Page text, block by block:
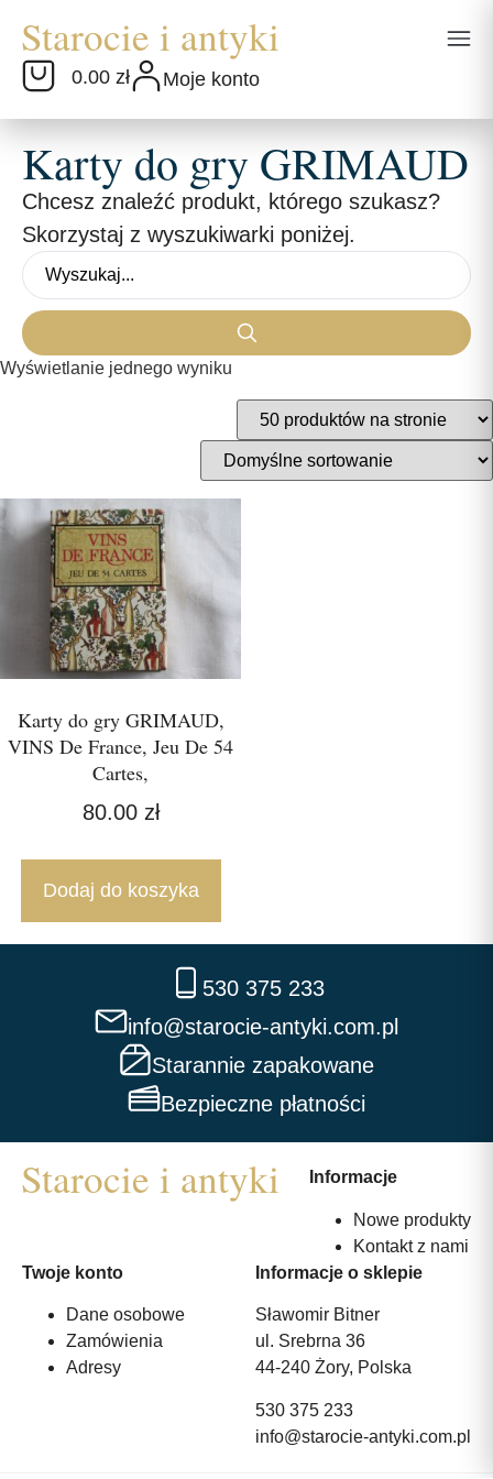
0.00 zł Moje konto
Karty do gry GRIMAUD
Chcesz znaleźć produkt, którego szukasz?
Skorzystaj z wyszukiwarki poniżej.
Wyświetlanie jednego wyniku
Karty do gry GRIMAUD,
VINS De France, Jeu De 54
Cartes,
80.00 zł
Dodaj do koszyka
530 375 233
info@starocie-antyki.com.pl
Starannie zapakowane
Bezpieczne płatności
Informacje
Nowe produkty
Kontakt z nami
Twoje konto
Dane osobowe
Zamówienia
Adresy
Informacje o sklepie
Sławomir Bitner
ul. Srebrna 36
44-240 Żory, Polska
530 375 233
info@starocie-antyki.com.pl